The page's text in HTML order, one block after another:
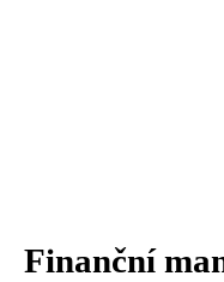
Finanční